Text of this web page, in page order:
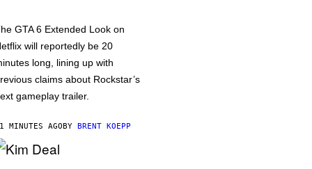
GTA 6 Extended Look on
will reportedly be 20
long, lining up with
claims about Rockstar’s
gameplay trailer.
MINUTES AGOBY BRENT KOEPP